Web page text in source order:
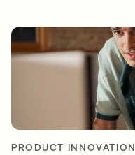
PRODUCT INNOVATION